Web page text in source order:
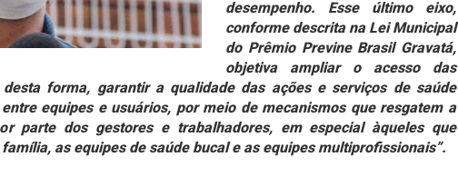
desempenho. Esse último eixo,
conforme descrita na Lei Municipal
do Prêmio Previne Brasil Gravatá,
objetiva ampliar o acesso das
forma, garantir a qualidade das ações e serviços de saúde
equipes e usuários, por meio de mecanismos que resgatem a
parte dos gestores e trabalhadores, em especial àqueles que
as equipes de saúde bucal e as equipes multiprofissionais”.